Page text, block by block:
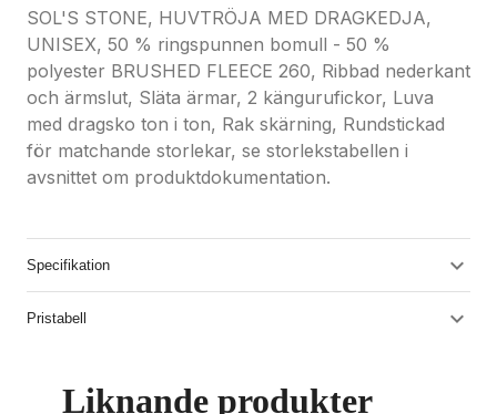
SOL'S STONE, HUVTRÖJA MED DRAGKEDJA,
UNISEX, 50 % ringspunnen bomull - 50 %
polyester BRUSHED FLEECE 260, Ribbad nederkant
och ärmslut, Släta ärmar, 2 kängurufickor, Luva
med dragsko ton i ton, Rak skärning, Rundstickad
för matchande storlekar, se storlekstabellen i
avsnittet om produktdokumentation.
Specifikation
Pristabell
Liknande produkter